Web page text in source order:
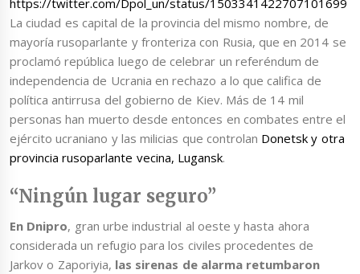
https://twitter.com/Dpol_un/status/1503341422707101699
La ciudad es capital de la provincia del mismo nombre, de
mayoría rusoparlante y fronteriza con Rusia, que en 2014 se
proclamó república luego de celebrar un referéndum de
independencia de Ucrania en rechazo a lo que califica de
política antirrusa del gobierno de Kiev. Más de 14 mil
personas han muerto desde entonces en combates entre el
ejército ucraniano y las milicias que controlan Donetsk y otra
provincia rusoparlante vecina, Lugansk.
“Ningún lugar seguro”
En Dnipro, gran urbe industrial al oeste y hasta ahora
considerada un refugio para los civiles procedentes de
Jarkov o Zaporiyia, las sirenas de alarma retumbaron